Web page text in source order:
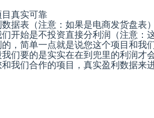
真实可靠
据表（注意：如果是电商发货盘表
开始是不投资直接分利润（注意：
，简单一点就是说您这个项目和我
们要的是实实在在到兜里的利润才
我们合作的项目，真实盈利数据来